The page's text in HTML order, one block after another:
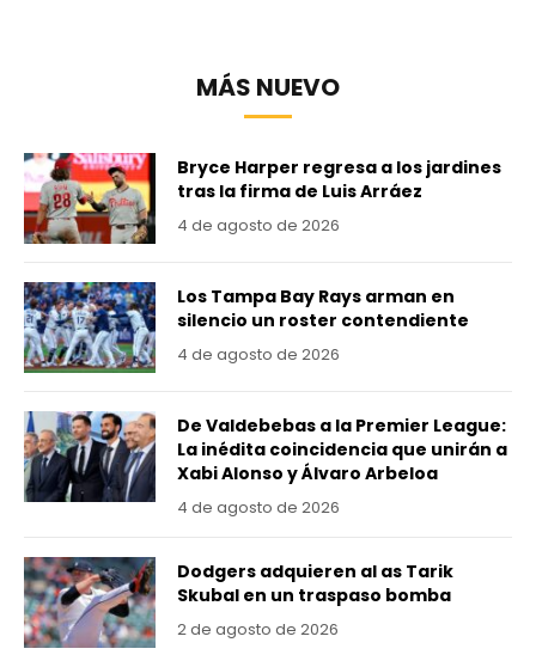
MÁS NUEVO
Bryce Harper regresa a los jardines
tras la firma de Luis Arráez
4 de agosto de 2026
Los Tampa Bay Rays arman en
silencio un roster contendiente
4 de agosto de 2026
De Valdebebas a la Premier League:
La inédita coincidencia que unirán a
Xabi Alonso y Álvaro Arbeloa
4 de agosto de 2026
Dodgers adquieren al as Tarik
Skubal en un traspaso bomba
2 de agosto de 2026